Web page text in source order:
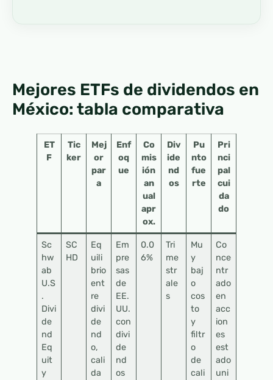
Mejores ETFs de dividendos en
México: tabla comparativa
ET
F
Tic
ker
Mej
or
par
a
Enf
oq
ue
Co
mis
ión
an
ual
apr
ox.
Div
ide
nd
os
Pu
nto
fue
rte
Pri
nci
pal
cui
da
do
Sc
hw
ab
U.S
.
Divi
de
nd
Eq
uit
y
SC
HD
Eq
uili
brio
ent
re
divi
de
nd
o,
cali
da
Em
pre
sas
de
EE.
UU.
con
divi
de
nd
os
0.0
6%
Tri
me
str
ale
s
Mu
y
baj
o
cos
to
y
filtr
o
de
cali
Co
nce
ntr
ado
en
acc
ion
es
est
ado
uni